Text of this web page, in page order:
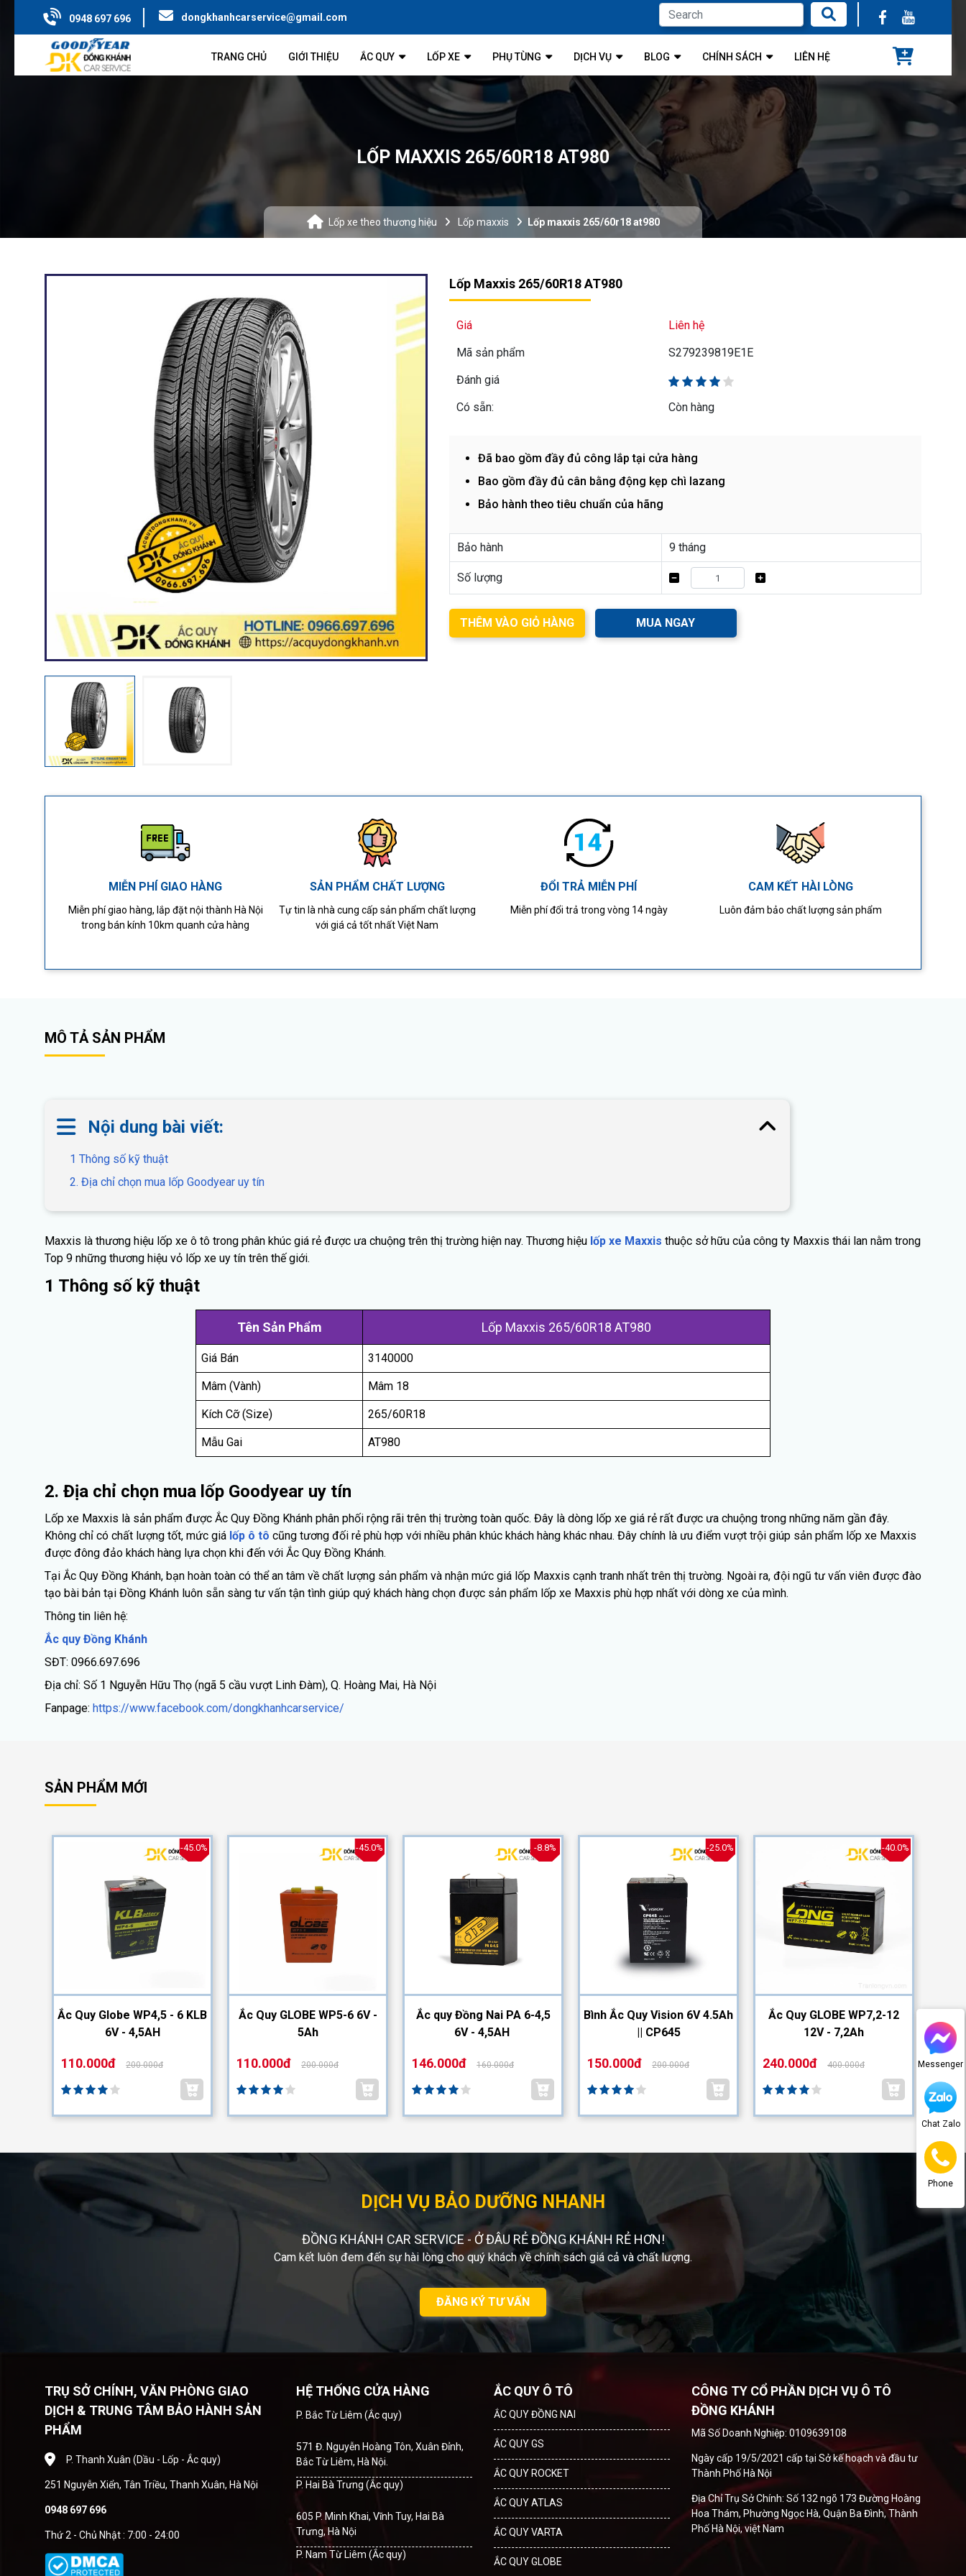
0948 697 696 dongkhanhcarservice@gmail.com
TRANG CHỦ GIỚI THIỆU ẮC QUY LỐP XE PHỤ TÙNG DỊCH VỤ BLOG CHÍNH SÁCH LIÊN HỆ
Messenger
Chat Zalo
Phone
LỐP MAXXIS 265/60R18 AT980
Lốp xe theo thương hiệu Lốp maxxis Lốp maxxis 265/60r18 at980
Lốp Maxxis 265/60R18 AT980
Giá
Liên hệ
Mã sản phẩm
S279239819E1E
Đánh giá
Có sẵn:
Còn hàng
Đã bao gồm đầy đủ công lắp tại cửa hàng
Bao gồm đầy đủ cân bằng động kẹp chì lazang
Bảo hành theo tiêu chuẩn của hãng
Bảo hành 9 tháng
Số lượng
THÊM VÀO GIỎ HÀNG MUA NGAY
MIỄN PHÍ GIAO HÀNG
Miễn phí giao hàng, lắp đặt nội thành Hà Nội
trong bán kính 10km quanh cửa hàng
SẢN PHẨM CHẤT LƯỢNG
Tự tin là nhà cung cấp sản phẩm chất lượng
với giá cả tốt nhất Việt Nam
ĐỔI TRẢ MIỄN PHÍ
Miễn phí đổi trả trong vòng 14 ngày
CAM KẾT HÀI LÒNG
Luôn đảm bảo chất lượng sản phẩm
MÔ TẢ SẢN PHẨM
Nội dung bài viết:
1 Thông số kỹ thuật
2. Địa chỉ chọn mua lốp Goodyear uy tín
Maxxis là thương hiệu lốp xe ô tô trong phân khúc giá rẻ được ưa chuộng trên thị trường hiện nay. Thương hiệu lốp xe Maxxis thuộc sở hữu của công ty Maxxis thái lan nằm trong
Top 9 những thương hiệu vỏ lốp xe uy tín trên thế giới.
1 Thông số kỹ thuật
Tên Sản Phẩm Lốp Maxxis 265/60R18 AT980
Giá Bán 3140000
Mâm (Vành) Mâm 18
Kích Cỡ (Size) 265/60R18
Mẫu Gai AT980
2. Địa chỉ chọn mua lốp Goodyear uy tín
Lốp xe Maxxis là sản phẩm được Ắc Quy Đồng Khánh phân phối rộng rãi trên thị trường toàn quốc. Đây là dòng lốp xe giá rẻ rất được ưa chuộng trong những năm gần đây.
Không chỉ có chất lượng tốt, mức giá lốp ô tô cũng tương đối rẻ phù hợp với nhiều phân khúc khách hàng khác nhau. Đây chính là ưu điểm vượt trội giúp sản phẩm lốp xe Maxxis
được đông đảo khách hàng lựa chọn khi đến với Ắc Quy Đồng Khánh.
Tại Ắc Quy Đồng Khánh, bạn hoàn toàn có thể an tâm về chất lượng sản phẩm và nhận mức giá lốp Maxxis cạnh tranh nhất trên thị trường. Ngoài ra, đội ngũ tư vấn viên được đào
tạo bài bản tại Đồng Khánh luôn sẵn sàng tư vấn tận tình giúp quý khách hàng chọn được sản phẩm lốp xe Maxxis phù hợp nhất với dòng xe của mình.
Thông tin liên hệ:
Ắc quy Đồng Khánh
SĐT: 0966.697.696
Địa chỉ: Số 1 Nguyễn Hữu Thọ (ngã 5 cầu vượt Linh Đàm), Q. Hoàng Mai, Hà Nội
Fanpage: https://www.facebook.com/dongkhanhcarservice/
SẢN PHẨM MỚI
-45.0%
Ắc Quy Globe WP4,5 - 6 KLB
6V - 4,5AH
110.000đ 200.000đ
-45.0%
Ắc Quy GLOBE WP5-6 6V -
5Ah
110.000đ 200.000đ
-8.8%
Ắc quy Đồng Nai PA 6-4,5
6V - 4,5AH
146.000đ 160.000đ
-25.0%
Bình Ắc Quy Vision 6V 4.5Ah
|| CP645
150.000đ 200.000đ
-40.0%
Ắc Quy GLOBE WP7,2-12
12V - 7,2Ah
240.000đ 400.000đ
Ắc
DỊCH VỤ BẢO DƯỠNG NHANH
ĐỒNG KHÁNH CAR SERVICE - Ở ĐÂU RẺ ĐỒNG KHÁNH RẺ HƠN!
Cam kết luôn đem đến sự hài lòng cho quý khách về chính sách giá cả và chất lượng.
ĐĂNG KÝ TƯ VẤN
TRỤ SỞ CHÍNH, VĂN PHÒNG GIAO
DỊCH & TRUNG TÂM BẢO HÀNH SẢN
PHẨM
P. Thanh Xuân (Dầu - Lốp - Ắc quy)
251 Nguyễn Xiển, Tân Triều, Thanh Xuân, Hà Nội
0948 697 696
Thứ 2 - Chủ Nhật : 7:00 - 24:00
HỆ THỐNG CỬA HÀNG
P. Bắc Từ Liêm (Ắc quy)
571 Đ. Nguyễn Hoàng Tôn, Xuân Đỉnh,
Bắc Từ Liêm, Hà Nội.
P. Hai Bà Trưng (Ắc quy)
605 P. Minh Khai, Vĩnh Tuy, Hai Bà
Trưng, Hà Nội
P. Nam Từ Liêm (Ắc quy)
ẮC QUY Ô TÔ
ẮC QUY ĐỒNG NAI
ẮC QUY GS
ẮC QUY ROCKET
ẮC QUY ATLAS
ẮC QUY VARTA
ẮC QUY GLOBE
CÔNG TY CỔ PHẦN DỊCH VỤ Ô TÔ
ĐỒNG KHÁNH
Mã Số Doanh Nghiệp: 0109639108
Ngày cấp 19/5/2021 cấp tại Sở kế hoạch và đầu tư
Thành Phố Hà Nội
Địa Chỉ Trụ Sở Chính: Số 132 ngõ 173 Đường Hoàng
Hoa Thám, Phường Ngọc Hà, Quận Ba Đình, Thành
Phố Hà Nội, việt Nam